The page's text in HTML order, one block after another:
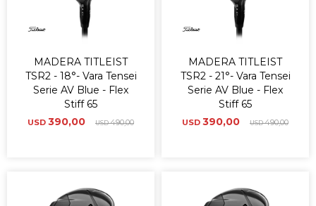
MADERA TITLEIST
TSR2 - 18°- Vara Tensei
Serie AV Blue - Flex
Stiff 65
USD 390,00 USD490,00
MADERA TITLEIST
TSR2 - 21°- Vara Tensei
Serie AV Blue - Flex
Stiff 65
USD 390,00 USD490,00